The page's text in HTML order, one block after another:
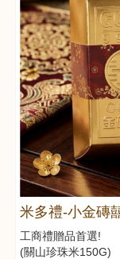
米多禮-小金磚
工商禮贈品首選!
(關山珍珠米150G)